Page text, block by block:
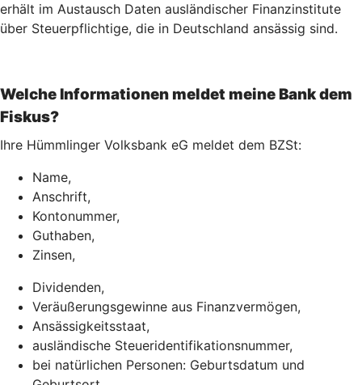
erhält im Austausch Daten ausländischer Finanzinstitute
über Steuerpflichtige, die in Deutschland ansässig sind.
Welche Informationen meldet meine Bank dem
Fiskus?
Ihre Hümmlinger Volksbank eG meldet dem BZSt:
Name,
Anschrift,
Kontonummer,
Guthaben,
Zinsen,
Dividenden,
Veräußerungsgewinne aus Finanzvermögen,
Ansässigkeitsstaat,
ausländische Steueridentifikationsnummer,
bei natürlichen Personen: Geburtsdatum und